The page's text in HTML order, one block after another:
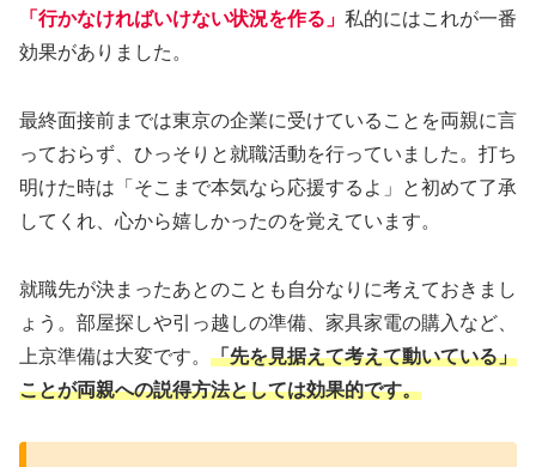
「行かなければいけない状況を作る」 私的にはこれが一番
効果がありました。
最終面接前までは東京の企業に受けていることを両親に言
っておらず、ひっそりと就職活動を行っていました。打ち
明けた時は「そこまで本気なら応援するよ」と初めて了承
してくれ、心から嬉しかったのを覚えています。
就職先が決まったあとのことも自分なりに考えておきまし
ょう。部屋探しや引っ越しの準備、家具家電の購入など、
上京準備は大変です。 「先を見据えて考えて動いている」
ことが両親への説得方法としては効果的です。